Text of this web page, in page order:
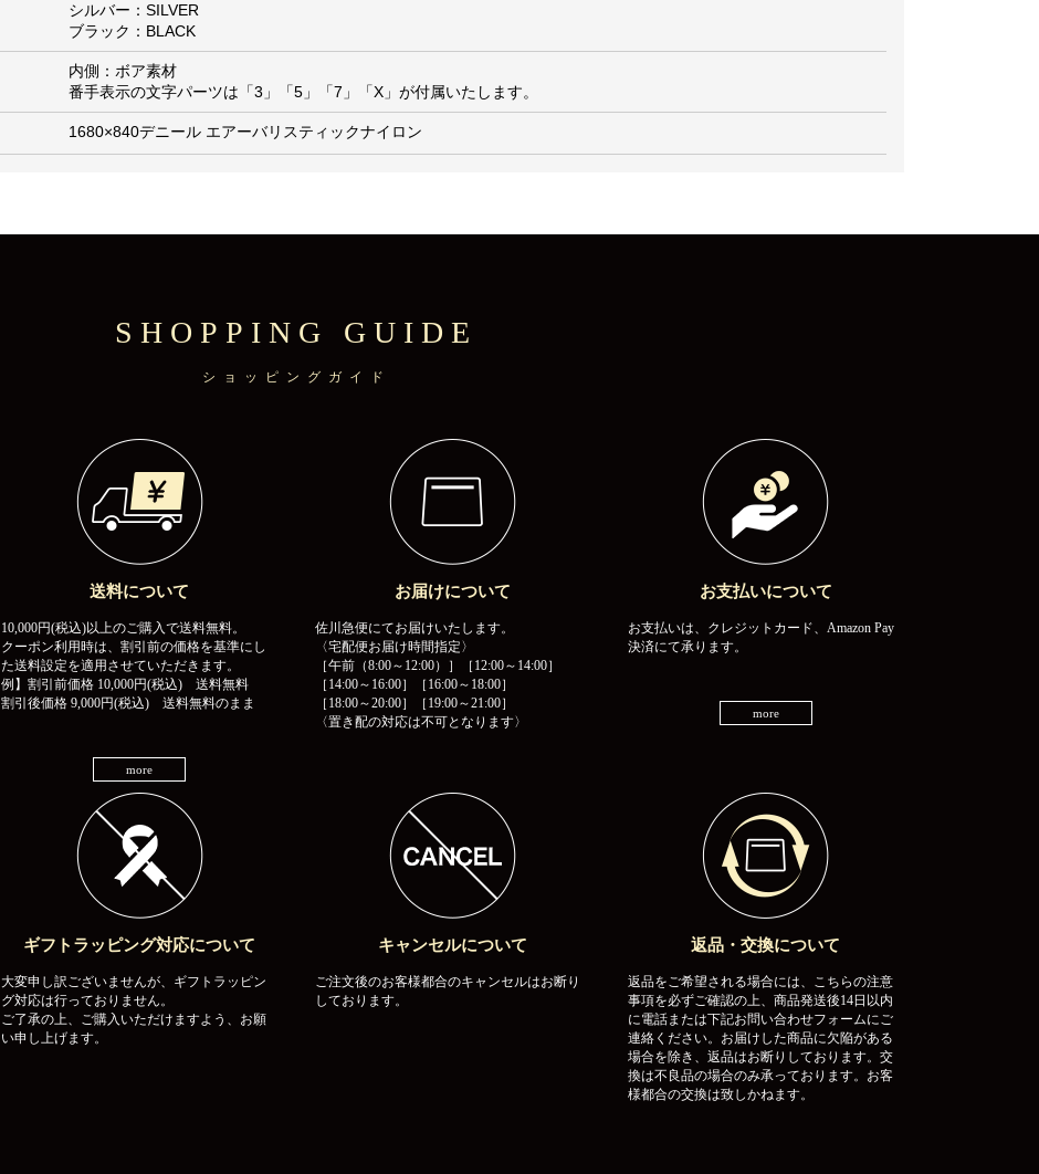
シルバー：SILVER
ブラック：BLACK
内側：ボア素材
番手表示の文字パーツは「3」「5」「7」「X」が付属いたします。
1680×840デニール エアーバリスティックナイロン
SHOPPING GUIDE
ショッピングガイド
送料について
10,000円(税込)以上のご購入で送料無料。
クーポン利用時は、割引前の価格を基準にし
た送料設定を適用させていただきます。
例】割引前価格 10,000円(税込) 送料無料
割引後価格 9,000円(税込) 送料無料のまま
more
お届けについて
佐川急便にてお届けいたします。
〈宅配便お届け時間指定〉
［午前（8:00～12:00）］［12:00～14:00］
［14:00～16:00］［16:00～18:00］
［18:00～20:00］［19:00～21:00］
〈置き配の対応は不可となります〉
お支払いについて
お支払いは、クレジットカード、Amazon Pay
決済にて承ります。
more
ギフトラッピング対応について
大変申し訳ございませんが、ギフトラッピン
グ対応は行っておりません。
ご了承の上、ご購入いただけますよう、お願
い申し上げます。
キャンセルについて
ご注文後のお客様都合のキャンセルはお断り
しております。
返品・交換について
返品をご希望される場合には、こちらの注意
事項を必ずご確認の上、商品発送後14日以内
に電話または下記お問い合わせフォームにご
連絡ください。お届けした商品に欠陥がある
場合を除き、返品はお断りしております。交
換は不良品の場合のみ承っております。お客
様都合の交換は致しかねます。